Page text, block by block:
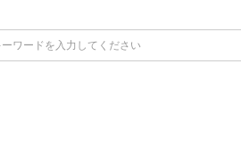
加湿器 | 三菱